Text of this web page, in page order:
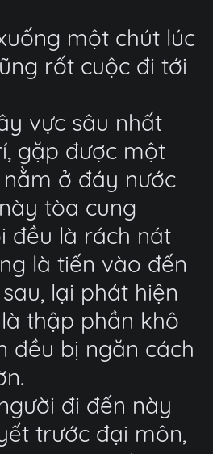
một chút lúc
rốt cuộc đi tới
vực sâu nhất
gặp được một
ở đáy nước
tòa cung
đều là rách nát
là tiến vào đến
lại phát hiện
thập phần khô
đều bị ngăn cách
đi đến này
trước đại môn,